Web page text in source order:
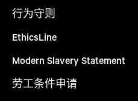
行为守则
EthicsLine
Modern Slavery Statement
劳工条件申请